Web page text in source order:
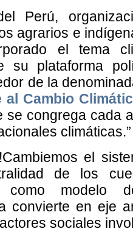
Perú,
agrarios e
el tema
su plataforma
de la
al Cambio
se congrega cada
climáticas.”
el
de los
como modelo
convierte en eje
sociales